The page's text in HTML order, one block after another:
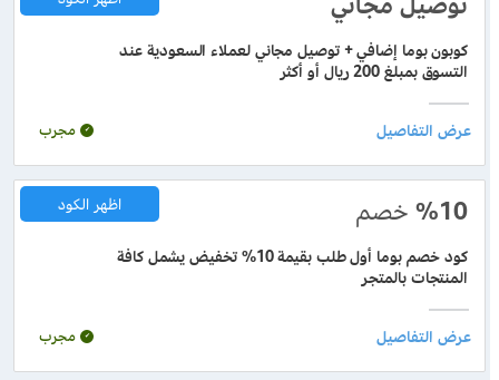
كوبون بوما إضافي + توصيل مجاني لعملاء السعودية عند
التسوق بمبلغ 200 ريال أو أكثر
مجرب
%10 خصم
كود خصم بوما أول طلب بقيمة 10% تخفيض يشمل كافة
المنتجات بالمتجر
اظهر الكود
مجرب